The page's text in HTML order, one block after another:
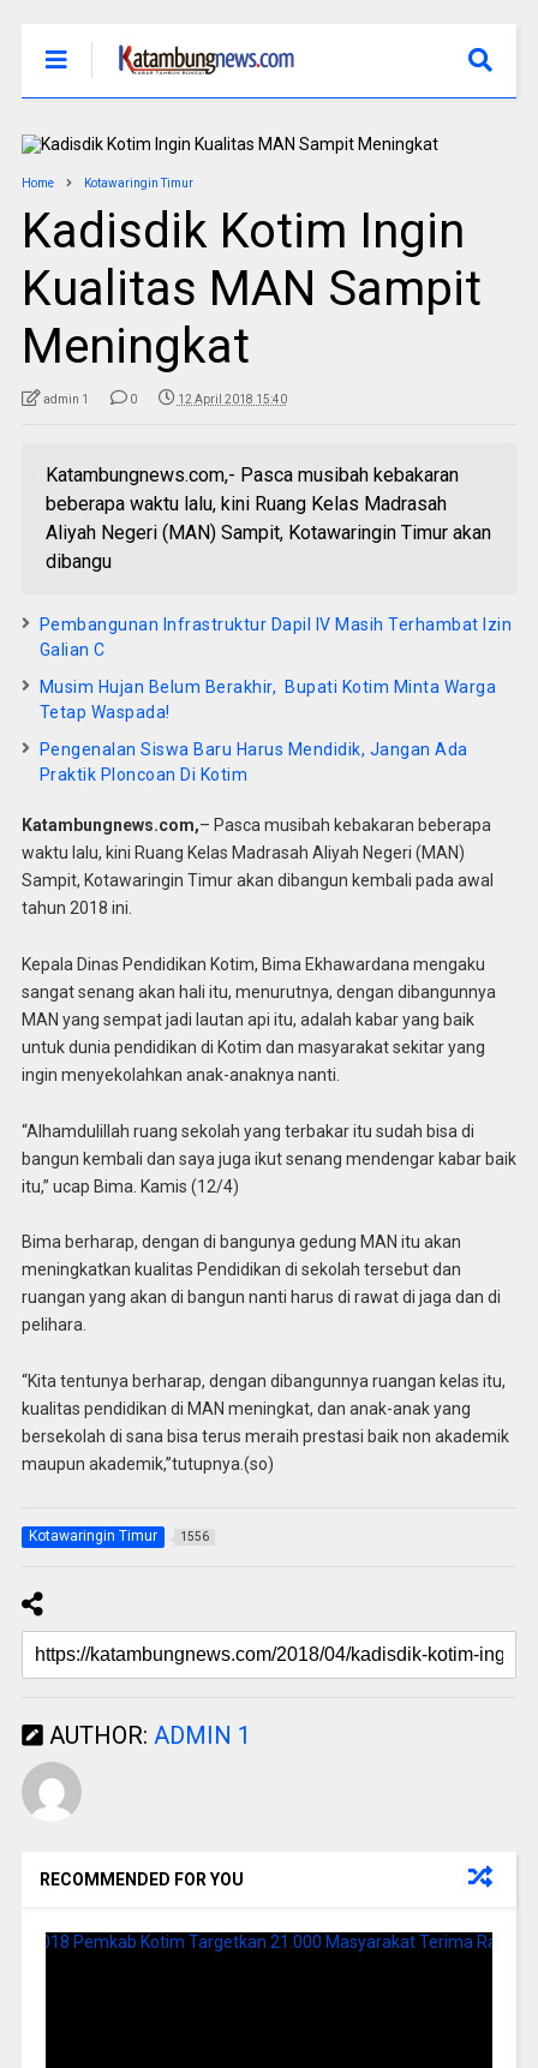
Home Kotawaringin Timur
Kadisdik Kotim Ingin
Kualitas MAN Sampit
Meningkat
admin 1 0 12 April 2018 15:40
Katambungnews.com,- Pasca musibah kebakaran
beberapa waktu lalu, kini Ruang Kelas Madrasah
Aliyah Negeri (MAN) Sampit, Kotawaringin Timur akan
dibangu
Pembangunan Infrastruktur Dapil IV Masih Terhambat Izin
Galian C
Musim Hujan Belum Berakhir, Bupati Kotim Minta Warga
Tetap Waspada!
Pengenalan Siswa Baru Harus Mendidik, Jangan Ada
Praktik Ploncoan Di Kotim
Katambungnews.com,– Pasca musibah kebakaran beberapa
waktu lalu, kini Ruang Kelas Madrasah Aliyah Negeri (MAN)
Sampit, Kotawaringin Timur akan dibangun kembali pada awal
tahun 2018 ini.
Kepala Dinas Pendidikan Kotim, Bima Ekhawardana mengaku
sangat senang akan hali itu, menurutnya, dengan dibangunnya
MAN yang sempat jadi lautan api itu, adalah kabar yang baik
untuk dunia pendidikan di Kotim dan masyarakat sekitar yang
ingin menyekolahkan anak-anaknya nanti.
“Alhamdulillah ruang sekolah yang terbakar itu sudah bisa di
bangun kembali dan saya juga ikut senang mendengar kabar baik
itu,” ucap Bima. Kamis (12/4)
Bima berharap, dengan di bangunya gedung MAN itu akan
meningkatkan kualitas Pendidikan di sekolah tersebut dan
ruangan yang akan di bangun nanti harus di rawat di jaga dan di
pelihara.
“Kita tentunya berharap, dengan dibangunnya ruangan kelas itu,
kualitas pendidikan di MAN meningkat, dan anak-anak yang
bersekolah di sana bisa terus meraih prestasi baik non akademik
maupun akademik,”tutupnya.(so)
Kotawaringin Timur 1556
AUTHOR: ADMIN 1
RECOMMENDED FOR YOU